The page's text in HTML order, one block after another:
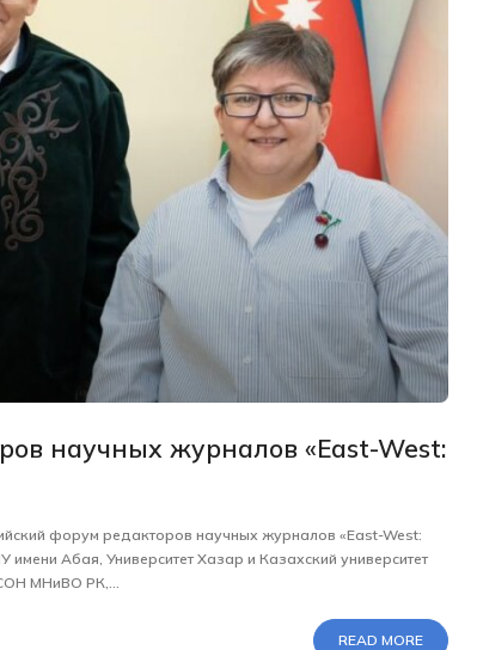
научных журналов «East-West:
форум редакторов научных журналов «East-West:
Абая, Университет Хазар и Казахский университет
МНиВО РК,...
READ MORE